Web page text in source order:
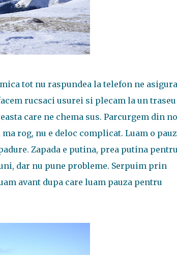
tot nu raspundea la telefon ne
rucsaci usurei si plecam la un traseu
care ne chema sus. Parcurgem din
rog, nu e deloc complicat. Luam o
Zapada e putina, prea putina pentru
dar nu pune probleme. Serpuim prin
avant dupa care luam pauza pentru